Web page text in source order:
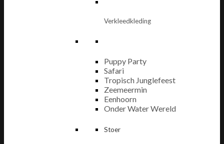
Verkleedkleding
Puppy Party
Safari
Tropisch Junglefeest
Zeemeermin
Eenhoorn
Onder Water Wereld
Stoer